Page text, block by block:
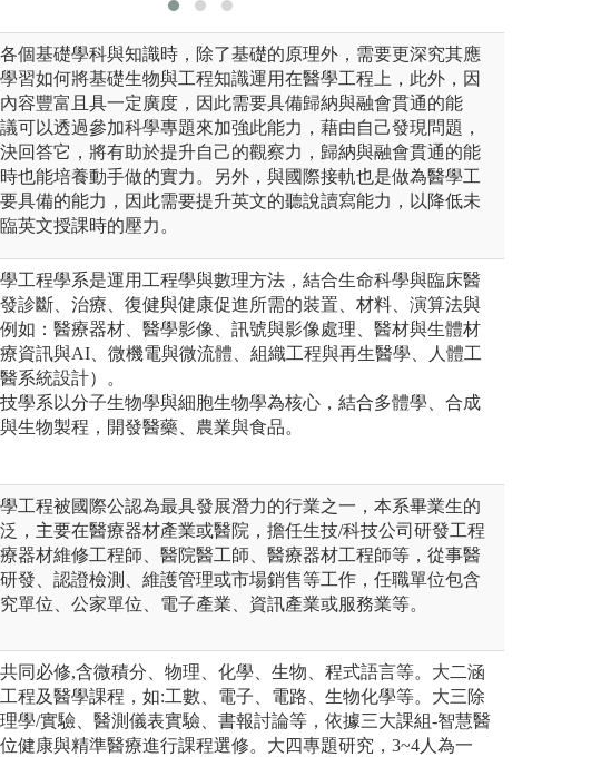
個基礎學科與知識時，除了基礎的原理外，需要更深究其應
習如何將基礎生物與工程知識運用在醫學工程上，此外，因
容豐富且具一定廣度，因此需要具備歸納與融會貫通的能
可以透過參加科學專題來加強此能力，藉由自己發現問題，
回答它，將有助於提升自己的觀察力，歸納與融會貫通的能
也能培養動手做的實力。另外，與國際接軌也是做為醫學工
具備的能力，因此需要提升英文的聽說讀寫能力，以降低未
英文授課時的壓力。
工程學系是運用工程學與數理方法，結合生命科學與臨床醫
診斷、治療、復健與健康促進所需的裝置、材料、演算法與
如：醫療器材、醫學影像、訊號與影像處理、醫材與生體材
資訊與AI、微機電與微流體、組織工程與再生醫學、人體工
系統設計）。
學系以分子生物學與細胞生物學為核心，結合多體學、合成
生物製程，開發醫藥、農業與食品。
工程被國際公認為最具發展潛力的行業之一，本系畢業生的
，主要在醫療器材產業或醫院，擔任生技/科技公司研發工程
器材維修工程師、醫院醫工師、醫療器材工程師等，從事醫
發、認證檢測、維護管理或市場銷售等工作，任職單位包含
單位、公家單位、電子產業、資訊產業或服務業等。
同必修,含微積分、物理、化學、生物、程式語言等。大二涵
程及醫學課程，如:工數、電子、電路、生物化學等。大三除
學/實驗、醫測儀表實驗、書報討論等，依據三大課組-智慧醫
健康與精準醫療進行課程選修。大四專題研究，3~4人為一